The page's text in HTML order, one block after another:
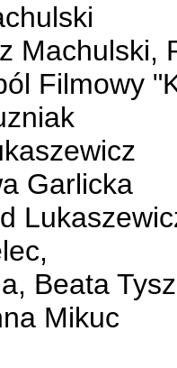
Machulski,
Filmowy
Garlicka
Beata
Mikuc